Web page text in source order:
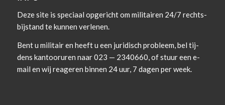
Deze site is spe­ci­aal opgericht om militairen 24/7 rechts­
bi­j­s­tand te kun­nen verlenen.
Bent u militair en heeft u een juridisch prob­leem, bel tij­
dens kan­tooruren naar 023 — 2340660, of stuur een e-
mail en wij rea­geren bin­nen 24 uur, 7 dagen per week.